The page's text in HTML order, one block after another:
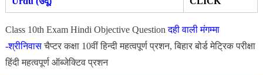
Class 10th Exam Hindi Objective Questionदही वाली मंगम्मा
-श्रीनिवास चैप्टर कक्षा 10वीं हिन्दी महत्वपूर्ण प्रशन, बिहार बोर्ड मेट्रिक परीक्षा
हिंदी महत्वपूर्ण ऑब्जेक्टिव प्रशन